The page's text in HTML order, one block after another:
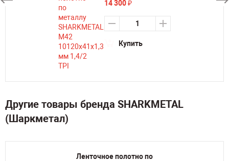
14 300₽
Купить
Другие товары бренда SHARKMETAL
(Шаркметал)
Ленточное полотно по